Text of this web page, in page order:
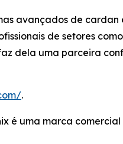
avançados de
de setores
dela uma parceira
.
é uma marca